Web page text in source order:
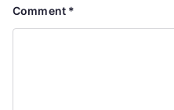
Comment *